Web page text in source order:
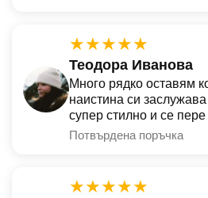
★★★★★
Теодора Иванова
Много рядко оставям
наистина си
супер стилно и се
Потвърдена поръчка
★★★★★